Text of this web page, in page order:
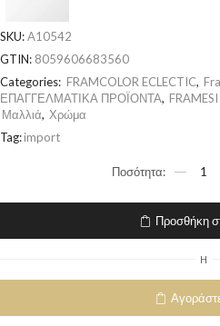
SKU:A10542
GTIN: 8059606683560
Categories: FRAMCOLOR ECLECTIC,
ΕΠΑΓΓΕΛΜΑΤΙΚΑ ΠΡΟΪΟΝΤΑ,
Μαλλιά, Χρώμα
Tag:import
Προσθήκη
H